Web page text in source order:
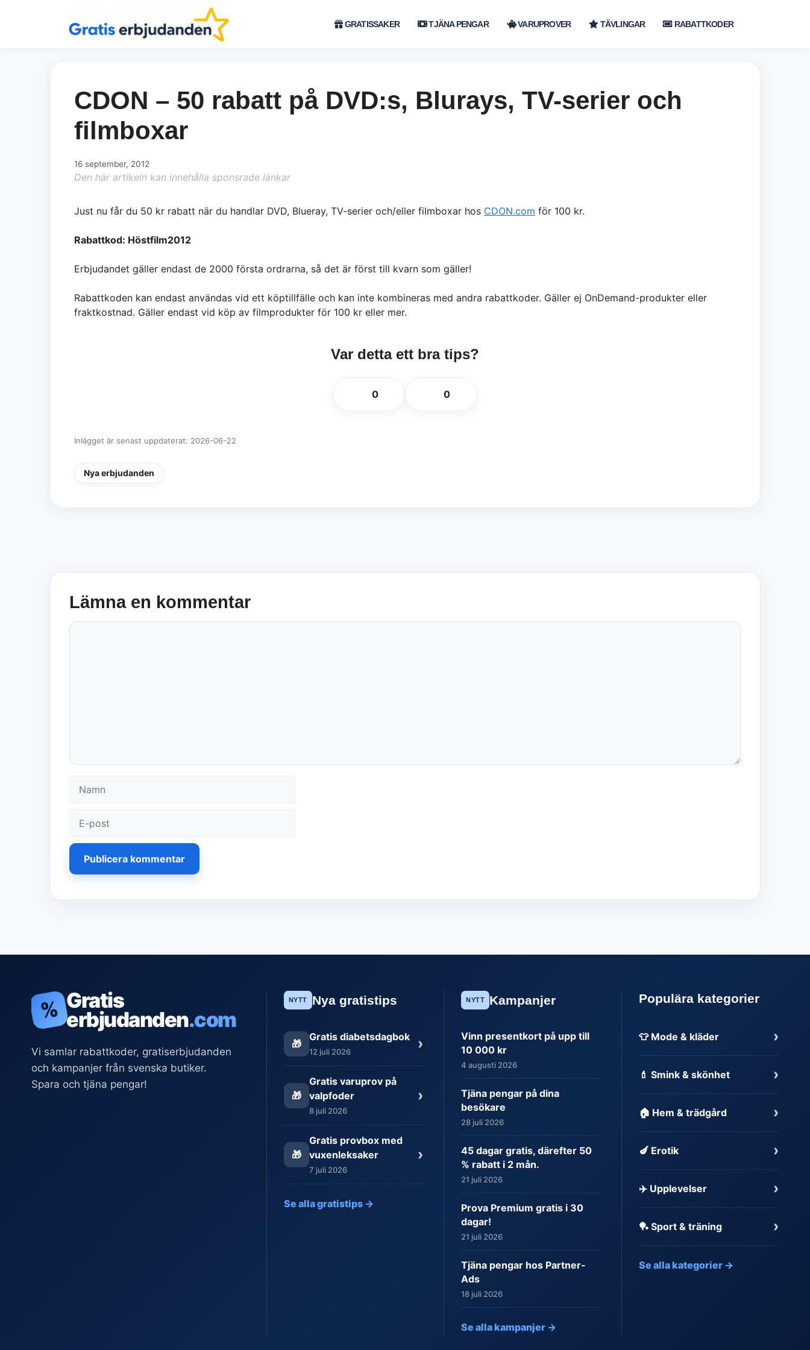
GRATISSAKER TJÄNA PENGAR VARUPROVER TÄVLINGAR RABATTKODER
CDON – 50 rabatt på DVD:s, Blurays, TV-serier och
filmboxar
16 september, 2012
Den här artikeln kan innehålla sponsrade länkar
Just nu får du 50 kr rabatt när du handlar DVD, Blueray, TV-serier och/eller filmboxar hos CDON.com för 100 kr.
Rabattkod: Höstfilm2012
Erbjudandet gäller endast de 2000 första ordrarna, så det är först till kvarn som gäller!
Rabattkoden kan endast användas vid ett köptillfälle och kan inte kombineras med andra rabattkoder. Gäller ej OnDemand-produkter eller
fraktkostnad. Gäller endast vid köp av filmprodukter för 100 kr eller mer.
Var detta ett bra tips?
0 0
Inlägget är senast uppdaterat: 2026-06-22
Nya erbjudanden
Lämna en kommentar
Kommentar
post
% Gratis
erbjudanden.com
Vi samlar rabattkoder, gratiserbjudanden
och kampanjer från svenska butiker.
Spara och tjäna pengar!
NYTT Nya gratistips
🎁
Gratis diabetsdagbok
12 juli 2026 ›
🎁
Gratis varuprov på
valpfoder
8 juli 2026
›
🎁
Gratis provbox med
vuxenleksaker
7 juli 2026
›
Se alla gratistips →
NYTT Kampanjer
Vinn presentkort på upp till
10 000 kr
4 augusti 2026
Tjäna pengar på dina
besökare
28 juli 2026
45 dagar gratis, därefter 50
% rabatt i 2 mån.
21 juli 2026
Prova Premium gratis i 30
dagar!
21 juli 2026
Tjäna pengar hos Partner-
Ads
18 juli 2026
Se alla kampanjer →
Populära kategorier
👕 Mode & kläder ›
💄 Smink & skönhet ›
🏠 Hem & trädgård ›
🍆 Erotik ›
✈️ Upplevelser ›
🏓 Sport & träning ›
Se alla kategorier →